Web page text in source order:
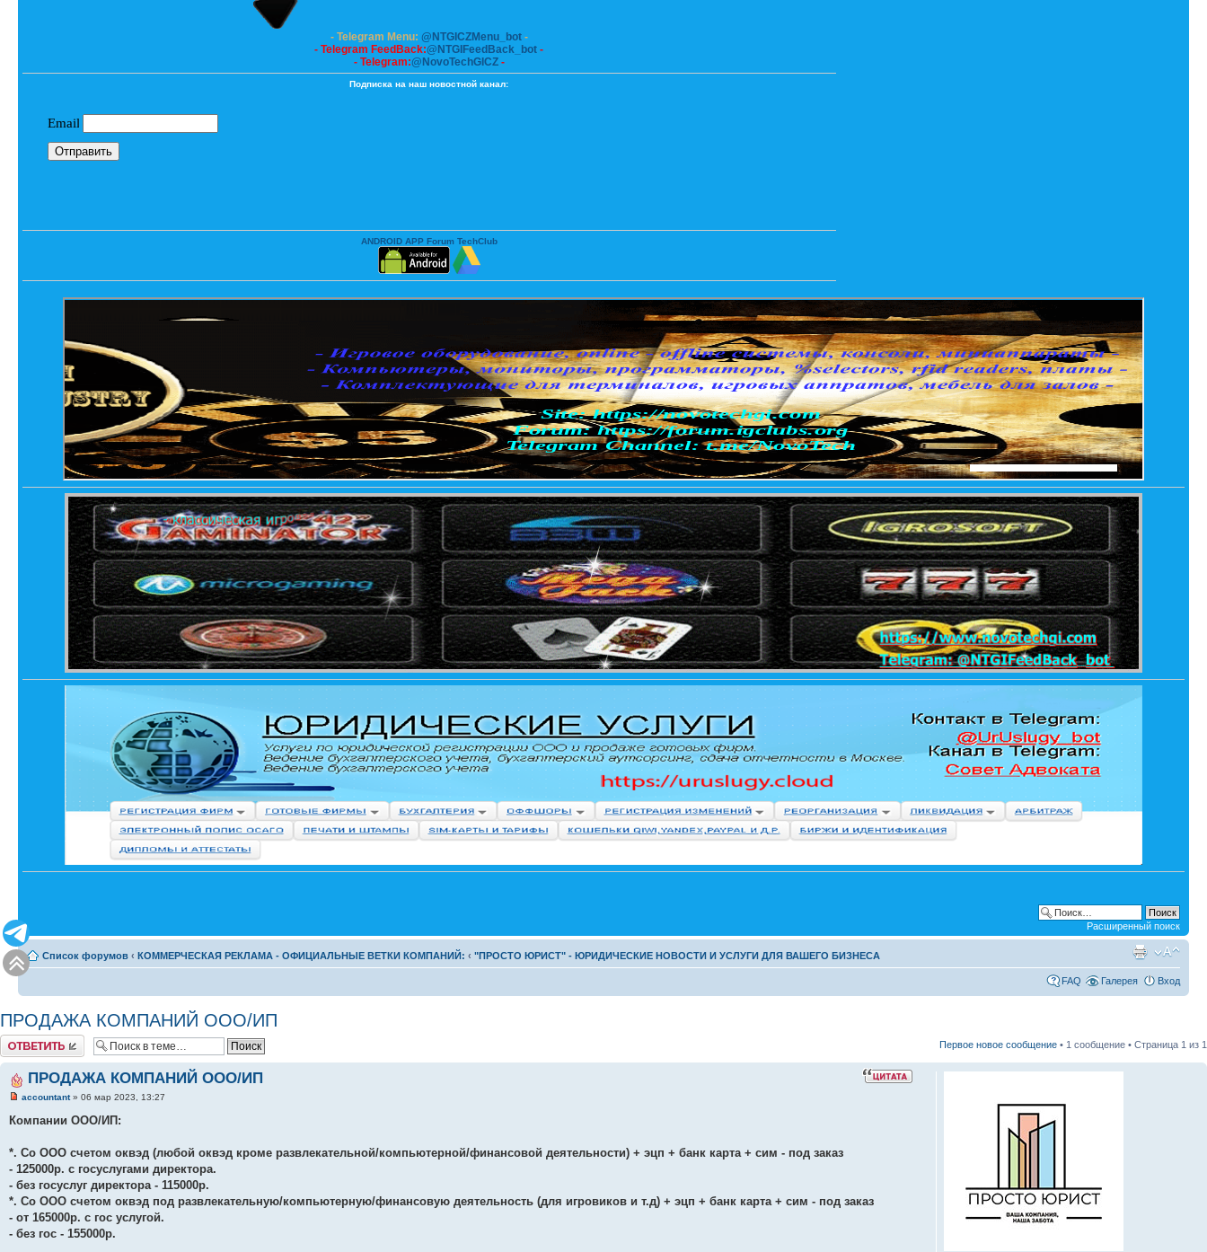
- Telegram Menu: @NTGICZMenu_bot-
- Telegram FeedBack:@NTGIFeedBack_bot -
- Telegram:@NovoTechGICZ-
Подписка на наш новостной канал:
ANDROID APP Forum TechClub
Расширенный поиск
Список форумов ‹ КОММЕРЧЕСКАЯ РЕКЛАМА - ОФИЦИАЛЬНЫЕ ВЕТКИ КОМПАНИЙ: ‹ "ПРОСТО ЮРИСТ" - ЮРИДИЧЕСКИЕ НОВОСТИ И УСЛУГИ ДЛЯ ВАШЕГО БИЗНЕСА
FAQ Галерея Вход
ПРОДАЖА КОМПАНИЙ ООО/ИП
Комментировать Первое новое сообщение • 1 сообщение • Страница 1 из 1
ПРОДАЖА КОМПАНИЙ ООО/ИП
accountant» 06 мар 2023, 13:27
Компании ООО/ИП:
*. Со ООО счетом оквэд (любой оквэд кроме развлекательной/компьютерной/финансовой деятельности) + эцп + банк карта + сим - под заказ
- 125000р. с госуслугами директора.
- без госуслуг директора - 115000р.
*. Со ООО счетом оквэд под развлекательную/компьютерную/финансовую деятельность (для игровиков и т.д) + эцп + банк карта + сим - под заказ
- от 165000р. с гос услугой.
- без гос - 155000р.